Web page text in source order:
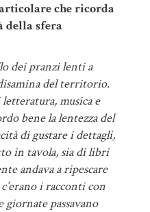
che ricorda
della sfera
dei pranzi lenti a
del territorio.
musica e
bene la lentezza del
di gustare i dettagli,
in tavola, sia di libri
andava a ripescare
i racconti con
passavano